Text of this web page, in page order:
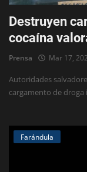
Destruyen
cocaína
Prensa Mar 17,
Autoridades
cargamento de droga
Farándula